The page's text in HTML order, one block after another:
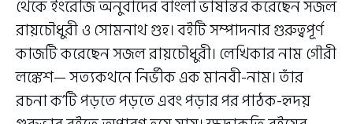
থেকে ইংরেজি অনুবাদের বাংলা ভাষান্তর করেছেন সজল
রায়চৌধুরী ও সোমনাথ গুহ। বইটি সম্পাদনার গুরুত্বপূর্ণ
কাজটি করেছেন সজল রায়চৌধুরী। লেখিকার নাম গৌরী
লঙ্কেশ— সত্যকথনে নির্ভীক এক মানবী-নাম। তাঁর
রচনা ক’টি পড়তে পড়তে এবং পড়ার পর পাঠক-হৃদয়